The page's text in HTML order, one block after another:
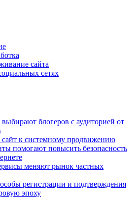
сайта
сетях
блогеров с аудиторией от
сайт к системному продвижению
помогают повысить безопасность
меняют рынок частных
регистрации и подтверждения
эпоху